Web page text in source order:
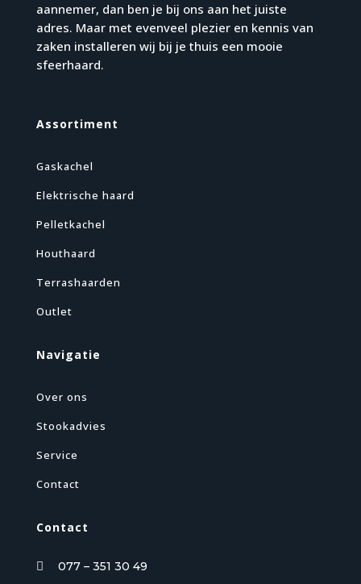
aannemer, dan ben je bij ons aan het juiste
adres. Maar met evenveel plezier en kennis van
zaken installeren wij bij je thuis een mooie
sfeerhaard.
Assortiment
Gaskachel
Elektrische haard
Pelletkachel
Houthaard
Terrashaarden
Outlet
Navigatie
Over ons
Stookadvies
Service
Contact
Contact
 077 – 351 30 49